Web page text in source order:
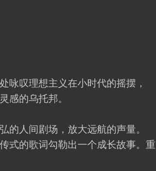
叹理想主义在小时代的摇摆，
的乌托邦。
人间剧场，放大远航的声量。
的歌词勾勒出一个成长故事。